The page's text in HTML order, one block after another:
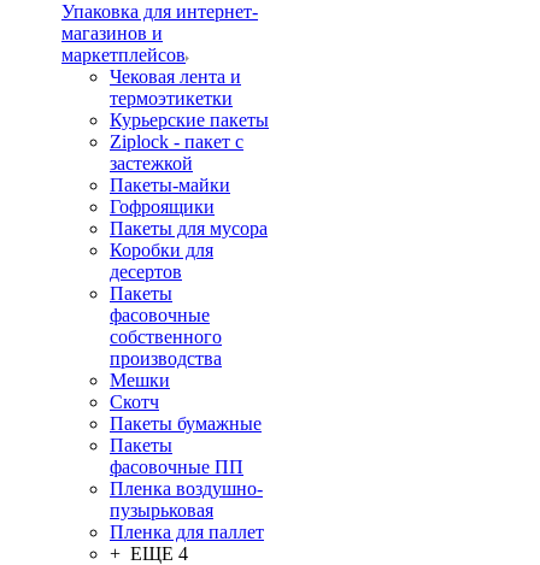
Упаковка для интернет-
магазинов и
маркетплейсов
Чековая лента и
термоэтикетки
Курьерские пакеты
Ziplock - пакет с
застежкой
Пакеты-майки
Гофроящики
Пакеты для мусора
Коробки для
десертов
Пакеты
фасовочные
собственного
производства
Мешки
Скотч
Пакеты бумажные
Пакеты
фасовочные ПП
Пленка воздушно-
пузырьковая
Пленка для паллет
+ ЕЩЕ 4